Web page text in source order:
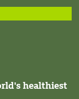
healthiest